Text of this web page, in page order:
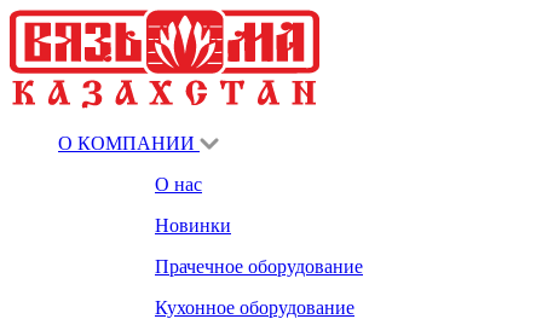
О КОМПАНИИ
О нас
Новинки
Прачечное оборудование
Кухонное оборудование